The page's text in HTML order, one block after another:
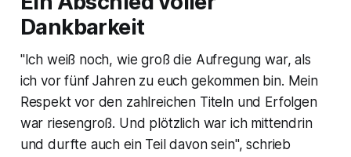
Dankbarkeit
"Ich weiß noch, wie groß die Aufregung war, als
ich vor fünf Jahren zu euch gekommen bin. Mein
Respekt vor den zahlreichen Titeln und Erfolgen
war riesengroß. Und plötzlich war ich mittendrin
und durfte auch ein Teil davon sein", schrieb